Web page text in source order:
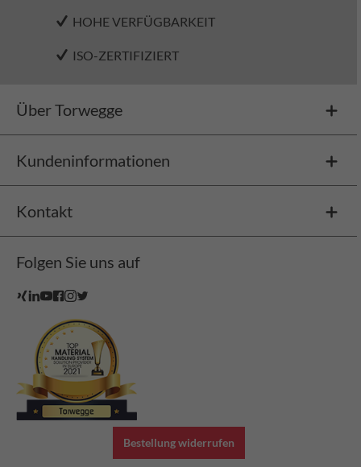
HOHE VERFÜGBARKEIT
ISO-ZERTIFIZIERT
Über Torwegge
Kundeninformationen
Kontakt
Folgen Sie uns auf
Bestellung widerrufen